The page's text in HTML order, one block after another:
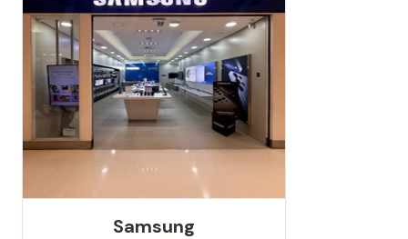
Samsung